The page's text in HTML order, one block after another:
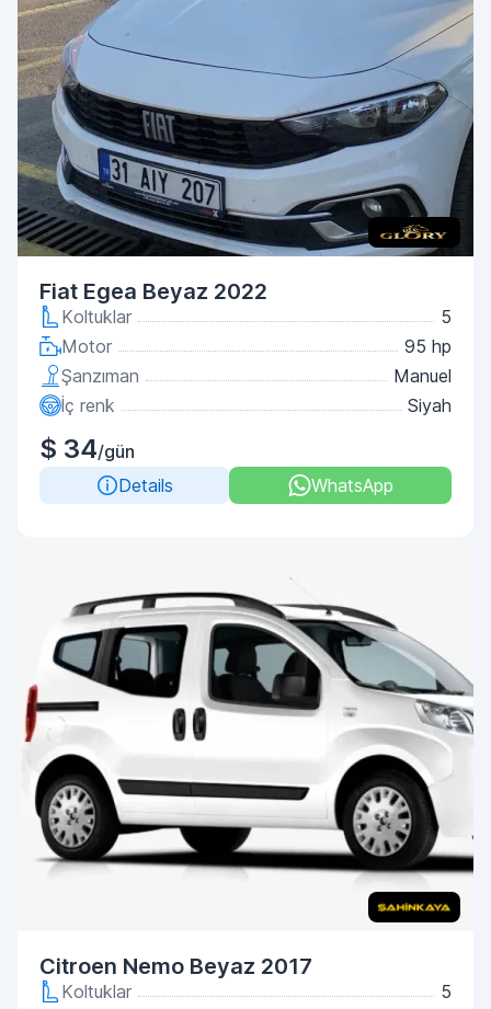
Fiat Egea Beyaz 2022
Koltuklar
5
Motor
95 hp
Şanzıman
Manuel
İç renk
Siyah
$ 34/gün
Details
WhatsApp
Citroen Nemo Beyaz 2017
Koltuklar
5